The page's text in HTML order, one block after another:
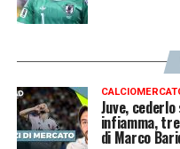
Juve,
infiamma,
di Marco